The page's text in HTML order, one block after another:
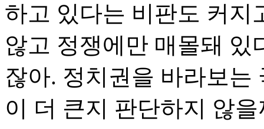
하고 있다는 비판도 커지
않고 정쟁에만 매몰돼 있
잖아. 정치권을 바라보는
이 더 큰지 판단하지 않